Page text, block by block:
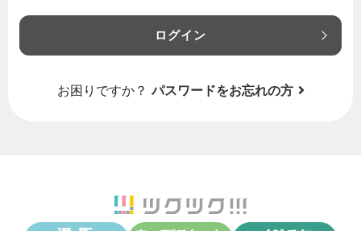
ログイン
お困りですか？ パスワードをお忘れの方